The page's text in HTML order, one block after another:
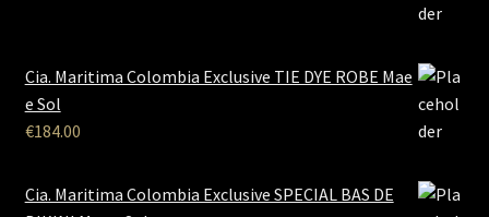
Cia. Maritima Colombia Exclusive TIE DYE ROBE Mae
e Sol
€184.00
Cia. Maritima Colombia Exclusive SPECIAL BAS DE